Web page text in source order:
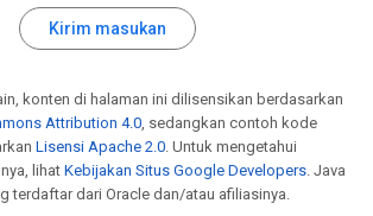
Kirim masukan
konten di halaman ini dilisensikan berdasarkan
Attribution 4.0, sedangkan contoh kode
Lisensi Apache 2.0. Untuk mengetahui
lihat Kebijakan Situs Google Developers. Java
terdaftar dari Oracle dan/atau afiliasinya.